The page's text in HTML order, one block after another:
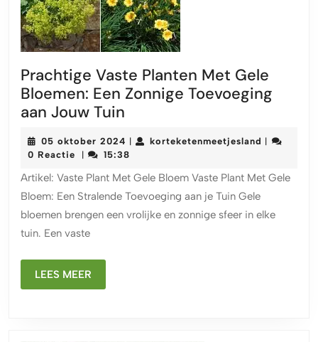
Prachtige Vaste Planten Met Gele
Bloemen: Een Zonnige Toevoeging
aan Jouw Tuin
Planten
Gele
Bloemen:
Een
05 oktober 2024 05
oktober
| korteketenmeetjesland |
0 Reactie | 15:38
Artikel: Vaste Plant Met Gele Bloem Vaste Plant Met Gele
Bloem: Een Stralende Toevoeging aan je Tuin Gele
bloemen brengen een vrolijke en zonnige sfeer in elke
tuin. Een vaste
LEES MEER
MEER